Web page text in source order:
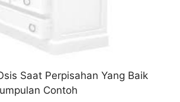
Saat Perpisahan Yang Baik
Contoh